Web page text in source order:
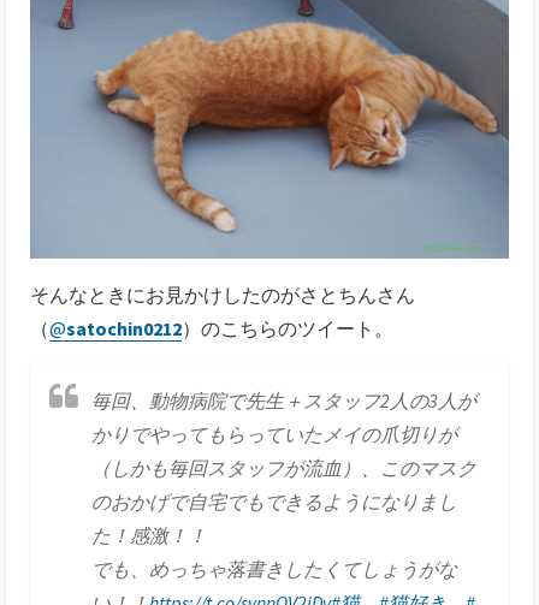
そんなときにお見かけしたのがさとちんさん
（@satochin0212）のこちらのツイート。
毎回、動物病院で先生＋スタッフ2人の3人が
かりでやってもらっていたメイの爪切りが
（しかも毎回スタッフが流血）、このマスク
のおかげで自宅でもできるようになりまし
た！感激！！
でも、めっちゃ落書きしたくてしょうがな